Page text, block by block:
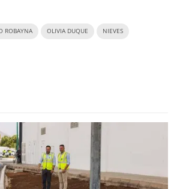
ROBAYNA OLIVIA DUQUE NIEVES